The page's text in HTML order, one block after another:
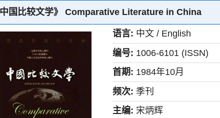
国比较文学》 Comparative Literature in China
语言: 中文 / English
编号: 1006-6101 (ISSN)
首期: 1984年10月
频次: 季刊
主编: 宋炳辉